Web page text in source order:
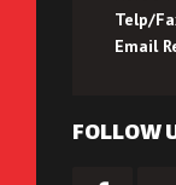
Telp/
Email
FOLLOW